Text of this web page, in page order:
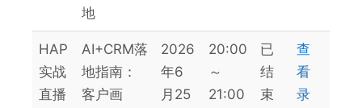
地
HAP
实战
直播
AI+CRM落
地指南：
客户画
2026
年6
月25
20:00
～
21:00
已
结
束
查
看
录